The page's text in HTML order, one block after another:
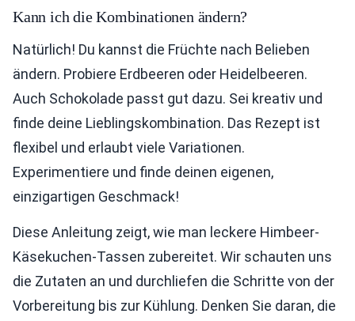
Kann ich die Kombinationen ändern?
Natürlich! Du kannst die Früchte nach Belieben
ändern. Probiere Erdbeeren oder Heidelbeeren.
Auch Schokolade passt gut dazu. Sei kreativ und
finde deine Lieblingskombination. Das Rezept ist
flexibel und erlaubt viele Variationen.
Experimentiere und finde deinen eigenen,
einzigartigen Geschmack!
Diese Anleitung zeigt, wie man leckere Himbeer-
Käsekuchen-Tassen zubereitet. Wir schauten uns
die Zutaten an und durchliefen die Schritte von der
Vorbereitung bis zur Kühlung. Denken Sie daran, die